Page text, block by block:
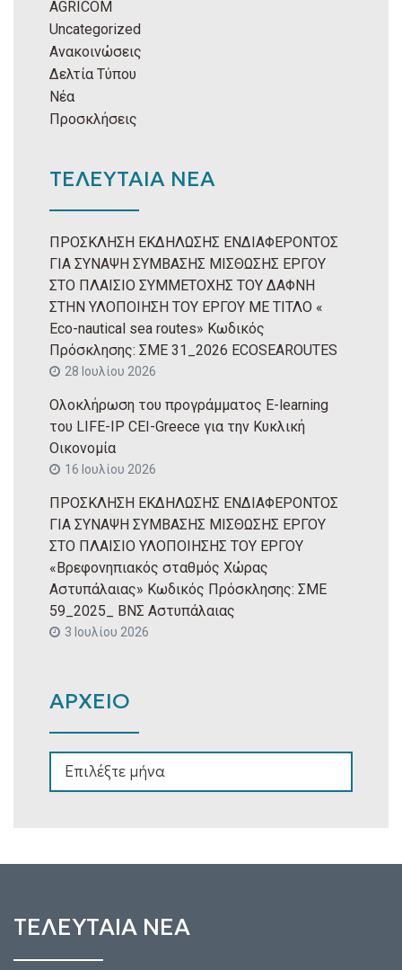
AGRICOM
Uncategorized
Ανακοινώσεις
Δελτία Τύπου
Νέα
Προσκλήσεις
ΤΕΛΕΥΤΑΙΑ ΝΕΑ
ΠΡΟΣΚΛΗΣΗ ΕΚΔΗΛΩΣΗΣ ΕΝΔΙΑΦΕΡΟΝΤΟΣ
ΓΙΑ ΣΥΝΑΨΗ ΣΥΜΒΑΣΗΣ ΜΙΣΘΩΣΗΣ ΕΡΓΟΥ
ΣΤΟ ΠΛΑΙΣΙΟ ΣΥΜΜΕΤΟΧΗΣ ΤΟΥ ΔΑΦΝΗ
ΣΤΗΝ ΥΛΟΠΟΙΗΣΗ ΤΟΥ ΕΡΓΟΥ ΜΕ ΤΙΤΛΟ «
Eco-nautical sea routes» Κωδικός
Πρόσκλησης: ΣΜΕ 31_2026 ECOSEAROUTES
28 Ιουλίου 2026
Ολοκλήρωση του προγράμματος E-learning
του LIFE-IP CEI-Greece για την Κυκλική
Οικονομία
16 Ιουλίου 2026
ΠΡΟΣΚΛΗΣΗ ΕΚΔΗΛΩΣΗΣ ΕΝΔΙΑΦΕΡΟΝΤΟΣ
ΓΙΑ ΣΥΝΑΨΗ ΣΥΜΒΑΣΗΣ ΜΙΣΘΩΣΗΣ ΕΡΓΟΥ
ΣΤΟ ΠΛΑΙΣΙΟ ΥΛΟΠΟΙΗΣΗΣ ΤΟΥ ΕΡΓΟΥ
«Βρεφονηπιακός σταθμός Χώρας
Αστυπάλαιας» Κωδικός Πρόσκλησης: ΣΜΕ
59_2025_ ΒΝΣ Αστυπάλαιας
3 Ιουλίου 2026
ΑΡΧΕΙΟ
ΤΕΛΕΥΤΑΙΑ ΝΕΑ